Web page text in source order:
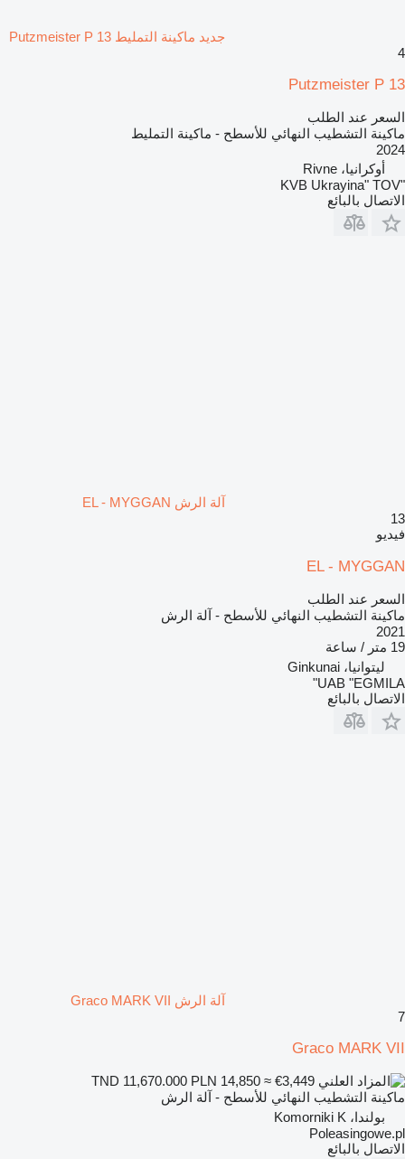
جديد ماكينة التمليط Putzmeister P 13
4
Putzmeister P 13
السعر عند الطلب
ماكينة التشطيب النهائي للأسطح - ماكينة التمليط
2024
أوكرانيا، Rivne
"KVB Ukrayina" TOV
الاتصال بالبائع
آلة الرش EL - MYGGAN
13
فيديو
EL - MYGGAN
السعر عند الطلب
ماكينة التشطيب النهائي للأسطح - آلة الرش
2021
19 متر / ساعة
ليتوانيا، Ginkunai
UAB "EGMILA"
الاتصال بالبائع
آلة الرش Graco MARK VII
7
Graco MARK VII
PLN 14,850 ≈ €3,449
ماكينة التشطيب النهائي للأسطح - آلة الرش
بولندا، Komorniki K
Poleasingowe.pl
الاتصال بالبائع